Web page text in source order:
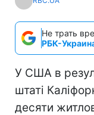
Не трать
РБК-
У США в
штаті
десяти